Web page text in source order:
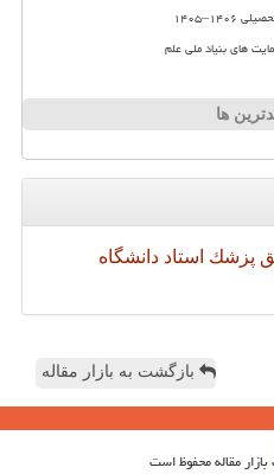
های بنیاد ملی علم
ها
پزشك استاد دانشگاه
بازگشت به بازار مقاله